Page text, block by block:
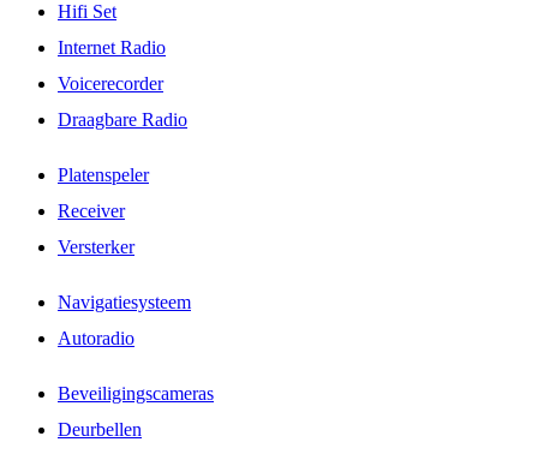
Hifi Set
Internet Radio
Voicerecorder
Draagbare Radio
Platenspeler
Receiver
Versterker
Navigatiesysteem
Autoradio
Beveiligingscameras
Deurbellen